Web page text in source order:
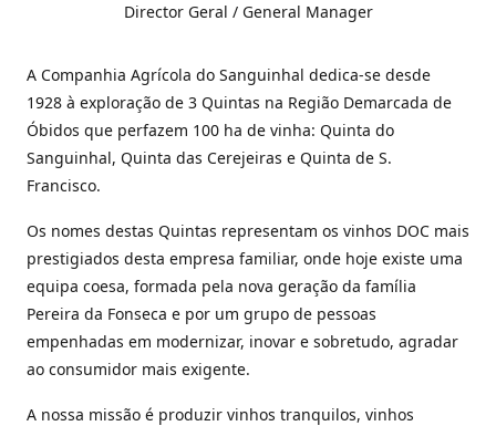
Director Geral / General Manager
A Companhia Agrícola do Sanguinhal dedica-se desde
1928 à exploração de 3 Quintas na Região Demarcada de
Óbidos que perfazem 100 ha de vinha: Quinta do
Sanguinhal, Quinta das Cerejeiras e Quinta de S.
Francisco.
Os nomes destas Quintas representam os vinhos DOC mais
prestigiados desta empresa familiar, onde hoje existe uma
equipa coesa, formada pela nova geração da família
Pereira da Fonseca e por um grupo de pessoas
empenhadas em modernizar, inovar e sobretudo, agradar
ao consumidor mais exigente.
A nossa missão é produzir vinhos tranquilos, vinhos